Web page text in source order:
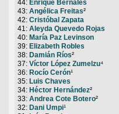
44: Enrique Bernales
43: Angélica Freitas²
42: Cristóbal Zapata
41: Aleyda Quevedo Rojas
40: María Paz Levinson
39: Elizabeth Robles
38: Damián Ríos²
37: Víctor López Zumelzu⁴
36: Rocío Cerón¹
35: Luis Chaves
34: Héctor Hernández²
33: Andrea Cote Botero²
32: Dani Umpi¹